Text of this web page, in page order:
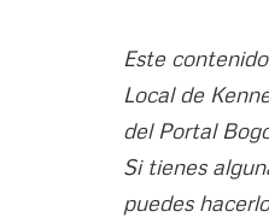
Este
Local de
del Portal
Si tienes
puedes